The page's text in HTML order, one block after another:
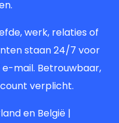
werk, relaties of
staan 24/7 voor
mail. Betrouwbaar,
verplicht.
en België |